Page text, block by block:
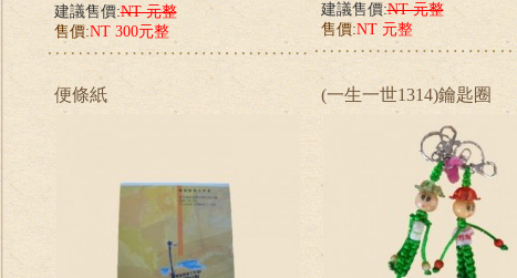
建議售價:NT 元整
售價:NT 300元整
建議售價:NT 元整
售價:NT 元整
便條紙 (一生一世1314)鑰匙圈